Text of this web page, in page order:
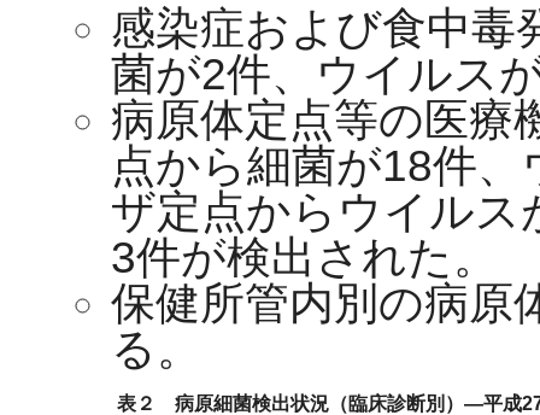
感染症および食中毒
菌が2件、ウイルス
病原体定点等の医療
点から細菌が18件
ザ定点からウイルス
3件が検出された。
保健所管内別の病原
る。
表２ 病原細菌検出状況（臨床診断別）―平成